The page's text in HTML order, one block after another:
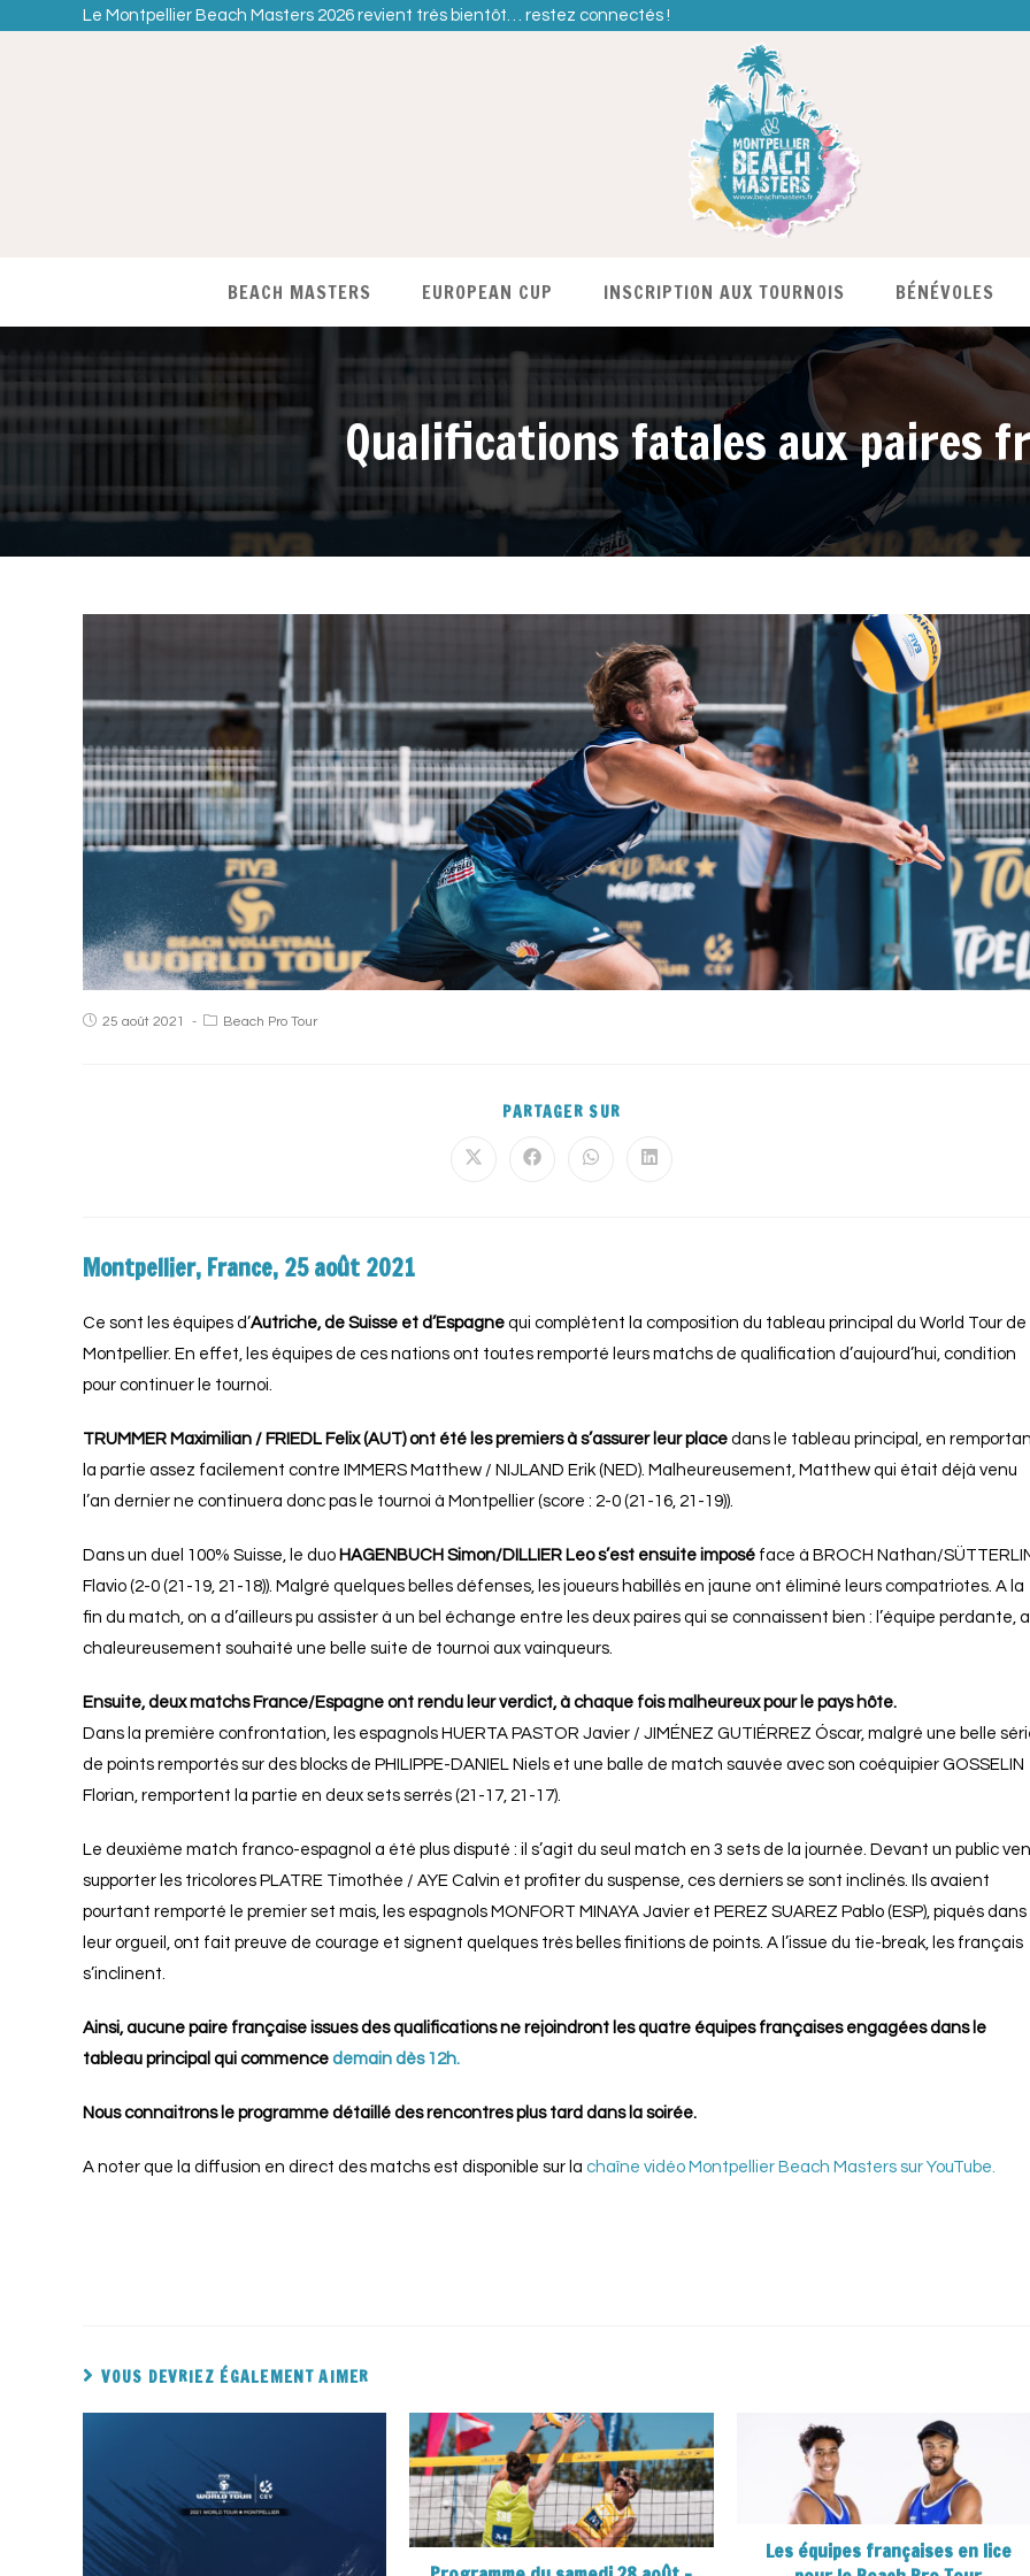
Le Montpellier Beach Masters 2026 revient très bientôt… restez connectés !
BEACH MASTERS EUROPEAN CUP INSCRIPTION AUX TOURNOIS BÉNÉVOLES
Qualifications fatales aux paires
25 août 2021 Beach Pro Tour
PARTAGER SUR
Montpellier, France, 25 août 2021
Ce sont les équipes d’Autriche, de Suisse et d’Espagne qui complètent la composition du tableau principal du World Tour de
Montpellier. En effet, les équipes de ces nations ont toutes remporté leurs matchs de qualification d’aujourd’hui, condition
pour continuer le tournoi.
TRUMMER Maximilian / FRIEDL Felix (AUT) ont été les premiers à s’assurer leur place dans le tableau principal, en
la partie assez facilement contre IMMERS Matthew / NIJLAND Erik (NED). Malheureusement, Matthew qui était déjà venu
l’an dernier ne continuera donc pas le tournoi à Montpellier (score : 2-0 (21-16, 21-19)).
Dans un duel 100% Suisse, le duo HAGENBUCH Simon/DILLIER Leo s’est ensuite imposé face à BROCH Nathan/
Flavio (2-0 (21-19, 21-18)). Malgré quelques belles défenses, les joueurs habillés en jaune ont éliminé leurs compatriotes. A la
fin du match, on a d’ailleurs pu assister à un bel échange entre les deux paires qui se connaissent bien : l’équipe perdante, a
chaleureusement souhaité une belle suite de tournoi aux vainqueurs.
Ensuite, deux matchs France/Espagne ont rendu leur verdict, à chaque fois malheureux pour le pays hôte.
Dans la première confrontation, les espagnols HUERTA PASTOR Javier / JIMÉNEZ GUTIÉRREZ Óscar, malgré une belle
de points remportés sur des blocks de PHILIPPE-DANIEL Niels et une balle de match sauvée avec son coéquipier GOSSELIN
Florian, remportent la partie en deux sets serrés (21-17, 21-17).
Le deuxième match franco-espagnol a été plus disputé : il s’agit du seul match en 3 sets de la journée. Devant un public
supporter les tricolores PLATRE Timothée / AYE Calvin et profiter du suspense, ces derniers se sont inclinés. Ils avaient
pourtant remporté le premier set mais, les espagnols MONFORT MINAYA Javier et PEREZ SUAREZ Pablo (ESP), piqués dans
leur orgueil, ont fait preuve de courage et signent quelques très belles finitions de points. A l’issue du tie-break, les français
s’inclinent.
Ainsi, aucune paire française issues des qualifications ne rejoindront les quatre équipes françaises engagées dans le
tableau principal qui commence demain dès 12h.
Nous connaitrons le programme détaillé des rencontres plus tard dans la soirée.
A noter que la diffusion en direct des matchs est disponible sur la chaîne vidéo Montpellier Beach Masters sur YouTube.
VOUS DEVRIEZ ÉGALEMENT AIMER
Les équipes françaises en lice